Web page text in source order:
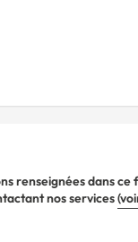
renseignées dans
nos services